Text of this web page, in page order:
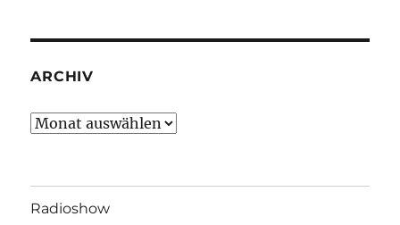
ARCHIV
Archiv
Radioshow